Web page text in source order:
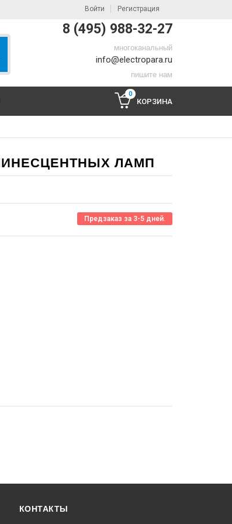
Войти Регистрация
8 (495) 988-32-27
многоканальный
info@electropara.ru
пишите нам
0
КОРЗИНА
ЛАМП
Предзаказ за 3-5 дней.
КОНТАКТЫ